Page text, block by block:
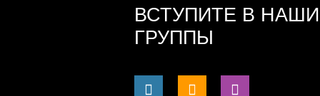
ВСТУПИТЕ В НАШИ
ГРУППЫ